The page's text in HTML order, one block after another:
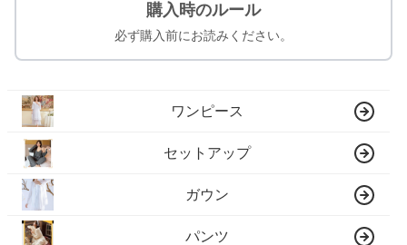
購入時のルール
必ず購入前にお読みください。
ワンピース
セットアップ
ガウン
パンツ